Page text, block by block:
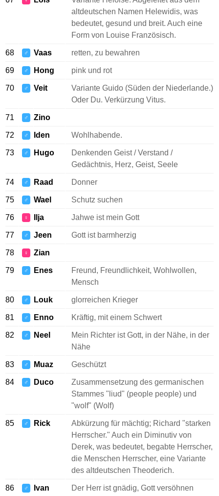
altdeutschen Namen Helewidis, was
bedeutet, gesund und breit. Auch eine
Form von Louise Französisch.
68 ♂ Vaas retten, zu bewahren
69 ♂ Hong pink und rot
70 ♂ Veit
Variante Guido (Süden der Niederlande.)
Oder Du. Verkürzung Vitus.
71 ♂ Zino
72 ♂ Iden Wohlhabende.
73 ♂ Hugo
Denkenden Geist / Verstand /
Gedächtnis, Herz, Geist, Seele
74 ♂ Raad Donner
75 ♂ Wael Schutz suchen
76 ♀ Ilja Jahwe ist mein Gott
77 ♂ Jeen Gott ist barmherzig
78 ♀ Zian
79 ♂ Enes
Freund, Freundlichkeit, Wohlwollen,
Mensch
80 ♂ Louk glorreichen Krieger
81 ♂ Enno Kräftig, mit einem Schwert
82 ♂ Neel
Mein Richter ist Gott, in der Nähe, in der
Nähe
83 ♂ Muaz Geschützt
84 ♂ Duco
Zusammensetzung des germanischen
Stammes "liud" (people people) und
"wolf" (Wolf)
85 ♂ Rick
Abkürzung für mächtig; Richard "starken
Herrscher." Auch ein Diminutiv von
Derek, was bedeutet, begabte Herrscher,
die Menschen Herrscher, eine Variante
des altdeutschen Theoderich.
86 ♂ Ivan Der Herr ist gnädig, Gott versöhnen